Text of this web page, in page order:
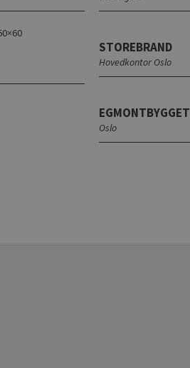
STOREBRAND
Hovedkontor Oslo
EGMONTBYGGET
Oslo